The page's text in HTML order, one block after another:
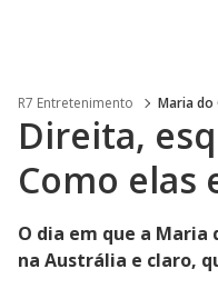
R7 Entretenimento Maria do
Direita,
Como elas
O dia em que a Maria
na Austrália e claro,